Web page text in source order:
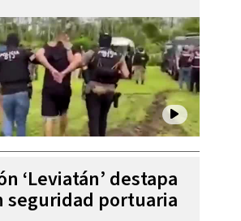
‘Leviatán’ destapa
seguridad portuaria